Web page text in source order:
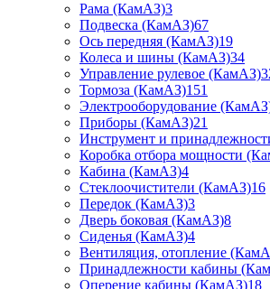
Рама (КамАЗ)3
Подвеска (КамАЗ)67
Ось передняя (КамАЗ)19
Колеса и шины (КамАЗ)34
Управление рулевое (КамАЗ)
Тормоза (КамАЗ)151
Электрооборудование
Приборы (КамАЗ)21
Инструмент и
Коробка отбора мощности
Кабина (КамАЗ)4
Стеклоочистители (КамАЗ)16
Передок (КамАЗ)3
Дверь боковая (КамАЗ)8
Сиденья (КамАЗ)4
Вентиляция, отопление
Принадлежности кабины
Оперение кабины (КамАЗ)18